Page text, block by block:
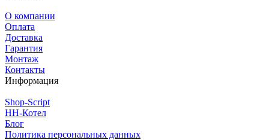
О компании
Оплата
Доставка
Гарантия
Монтаж
Контакты
Информация
Shop-Script
НН-Котел
Блог
Политика персональных данных